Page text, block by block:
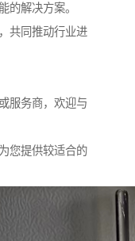
的解决方案。
共同推动行业进
服务商，欢迎与
您提供较适合的